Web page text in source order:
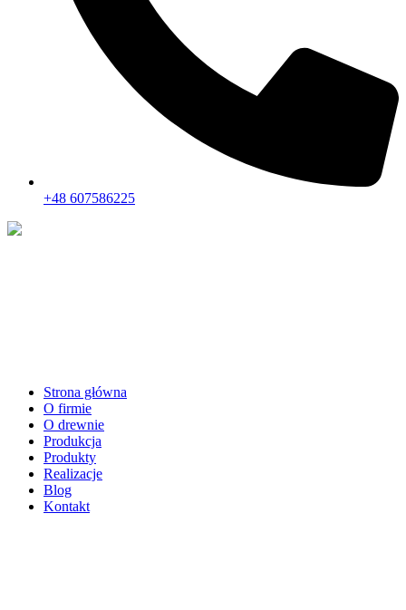
+48 607586225
Strona główna
O firmie
O drewnie
Produkcja
Produkty
Realizacje
Blog
Kontakt